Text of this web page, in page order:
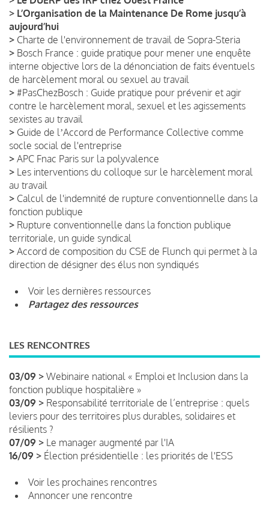
> L’Organisation de la Maintenance De Rome jusqu’à
aujourd’hui
> Charte de l'environnement de travail de Sopra-Steria
> Bosch France : guide pratique pour mener une enquête
interne objective lors de la dénonciation de faits éventuels
de harcèlement moral ou sexuel au travail
> #PasChezBosch : Guide pratique pour prévenir et agir
contre le harcèlement moral, sexuel et les agissements
sexistes au travail
> Guide de lʼAccord de Performance Collective comme
socle social de l'entreprise
> APC Fnac Paris sur la polyvalence
> Les interventions du colloque sur le harcèlement moral
au travail
> Calcul de l'indemnité de rupture conventionnelle dans la
fonction publique
> Rupture conventionnelle dans la fonction publique
territoriale, un guide syndical
> Accord de composition du CSE de Flunch qui permet à la
direction de désigner des élus non syndiqués
Voir les dernières ressources
Partagez des ressources
LES RENCONTRES
03/09 > Webinaire national « Emploi et Inclusion dans la
fonction publique hospitalière »
03/09 > Responsabilité territoriale de l’entreprise : quels
leviers pour des territoires plus durables, solidaires et
résilients ?
07/09 > Le manager augmenté par l'IA
16/09 > Élection présidentielle : les priorités de l'ESS
Voir les prochaines rencontres
Annoncer une rencontre